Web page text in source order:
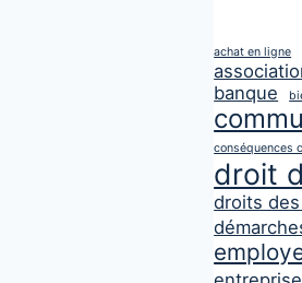
achat en ligne
banque
conséquences
droit
droits